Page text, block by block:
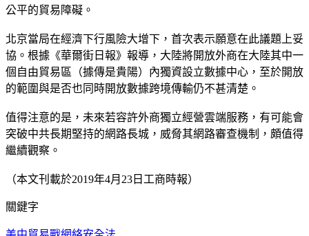
公平的貿易障礙。
北京當局在經濟下行風險大增下，首次表示願意在此議題上妥
協。根據《華爾街日報》報導，大陸將開放外商在大陸其中一
個自由貿易區（據傳是貴陽）內獨資設立數據中心，至於開放
的範圍與是否也同時開放數據跨境傳輸仍不甚清楚。
值得注意的是，未來若容許外商獨立經營雲端服務，有可能會
突破中共長期堅持的網路長城，威脅其網路審查機制，頗值得
繼續觀察。
（本文刊載於2019年4月23日工商時報）
關鍵字